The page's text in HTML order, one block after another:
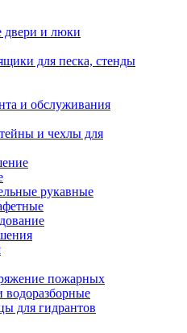
двери и люки
для песка, стенды
и обслуживания
и чехлы для
рукавные
пожарных
водоразборные
для гидрантов